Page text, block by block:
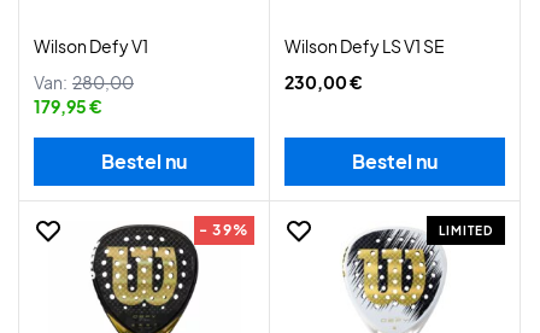
Wilson Defy V1
Van: 280,00
179,95 €
Bestel nu
Wilson Defy LS V1 SE
230,00 €
Bestel nu
- 39% LIMITED